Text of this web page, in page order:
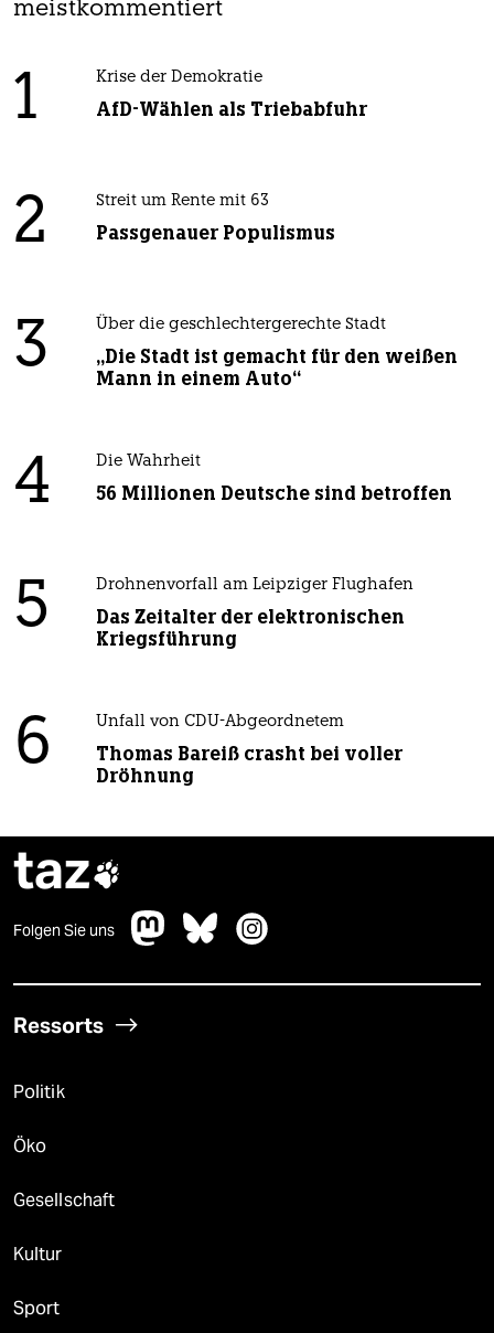
meistkommentiert
1 Krise der Demokratie
AfD-Wählen als Triebabfuhr
2 Streit um Rente mit 63
Passgenauer Populismus
3 Über die geschlechtergerechte Stadt
„Die Stadt ist gemacht für den weißen
Mann in einem Auto“
4 Die Wahrheit
56 Millionen Deutsche sind betroffen
5 Drohnenvorfall am Leipziger Flughafen
Das Zeitalter der elektronischen
Kriegsführung
6 Unfall von CDU-Abgeordnetem
Thomas Bareiß crasht bei voller
Dröhnung
taz
Folgen Sie uns
Ressorts
Politik
Öko
Gesellschaft
Kultur
Sport